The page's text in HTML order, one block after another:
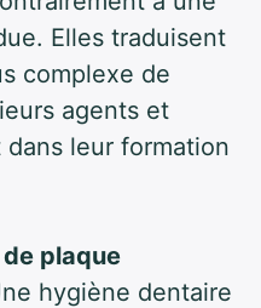
Elles traduisent
complexe de
agents et
leur formation
de plaque
hygiène dentaire